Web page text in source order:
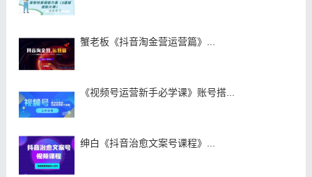
蟹老板《抖音淘金营运营篇》...
《视频号运营新手必学课》账号搭...
绅白《抖音治愈文案号课程》...